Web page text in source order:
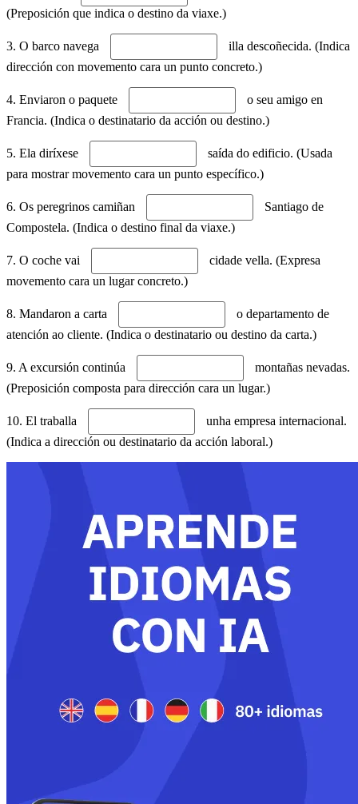
(Preposición que indica o destino da viaxe.)
3. O barco navega
illa descoñecida. (Indica
dirección con movemento cara un punto concreto.)
4. Enviaron o paquete
o seu amigo en
Francia. (Indica o destinatario da acción ou destino.)
5. Ela diríxese
saída do edificio. (Usada
para mostrar movemento cara un punto específico.)
6. Os peregrinos camiñan
Santiago de
Compostela. (Indica o destino final da viaxe.)
7. O coche vai
cidade vella. (Expresa
movemento cara un lugar concreto.)
8. Mandaron a carta
o departamento de
atención ao cliente. (Indica o destinatario ou destino da carta.)
9. A excursión continúa
montañas nevadas.
(Preposición composta para dirección cara un lugar.)
10. El traballa
unha empresa internacional.
(Indica a dirección ou destinatario da acción laboral.)